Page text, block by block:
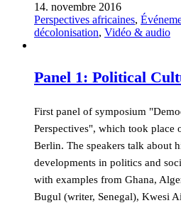
14. novembre 2016
Perspectives africaines,
décolonisation, Vidéo & audio
Panel 1: Political
First panel of symposium
Perspectives", which took place
Berlin. The speakers talk about
developments in politics and
with examples from Ghana,
Bugul (writer, Senegal), Kwesi